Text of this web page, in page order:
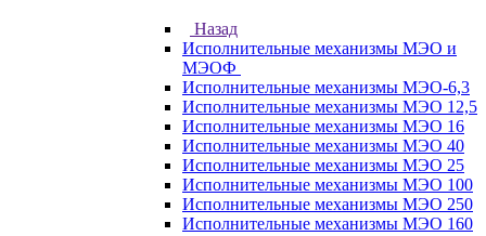
Назад
Исполнительные механизмы МЭО и
МЭОФ
Исполнительные механизмы МЭО-6,3
Исполнительные механизмы МЭО 12,5
Исполнительные механизмы МЭО 16
Исполнительные механизмы МЭО 40
Исполнительные механизмы МЭО 25
Исполнительные механизмы МЭО 100
Исполнительные механизмы МЭО 250
Исполнительные механизмы МЭО 160